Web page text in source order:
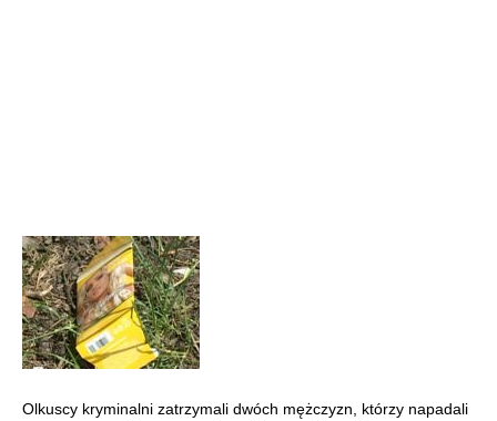
Olkuscy kryminalni zatrzymali dwóch mężczyzn, którzy napadali